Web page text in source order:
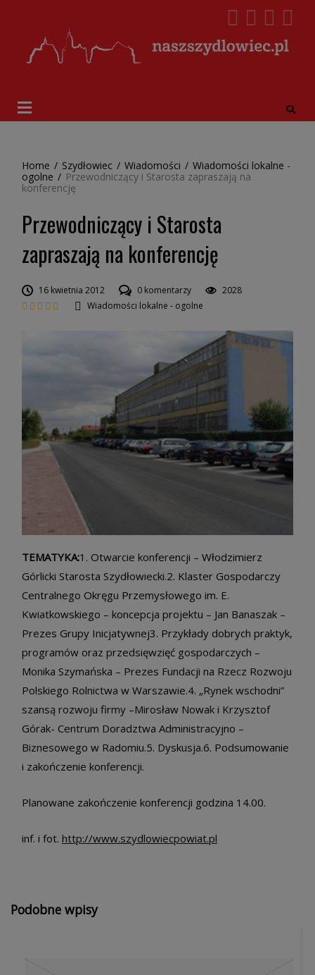
Home / Szydłowiec / Wiadomości / Wiadomości lokalne -
ogolne / Przewodniczący i Starosta zapraszają na
konferencję
Przewodniczący i Starosta
zapraszają na konferencję
16 kwietnia 2012 0 komentarzy
2028
Wiadomości lokalne - ogolne
TEMATYKA:1. Otwarcie konferencji – Włodzimierz
Górlicki Starosta Szydłowiecki.2. Klaster Gospodarczy
Centralnego Okręgu Przemysłowego im. E.
Kwiatkowskiego – koncepcja projektu – Jan Banaszak –
Prezes Grupy Inicjatywnej3. Przykłady dobrych praktyk,
programów oraz przedsięwzięć gospodarczych –
Monika Szymańska – Prezes Fundacji na Rzecz Rozwoju
Polskiego Rolnictwa w Warszawie.4. „Rynek wschodni”
szansą rozwoju firmy –Mirosław Nowak i Krzysztof
Górak- Centrum Doradztwa Administracyjno –
Biznesowego w Radomiu.5. Dyskusja.6. Podsumowanie
i zakończenie konferencji.
Planowane zakończenie konferencji godzina 14.00.
inf. i fot. http://www.szydlowiecpowiat.pl
Podobne wpisy